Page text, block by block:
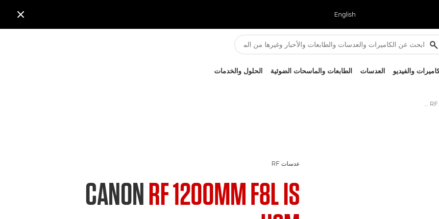
English

والفيديو العدسات الطابعات والماسحات الضوئية الحلول والخدمات
عدسة RF 1200mm F8L IS USM من Canon - عدسات RF
عدسات RF
CANONRF 1200MM F8L IS